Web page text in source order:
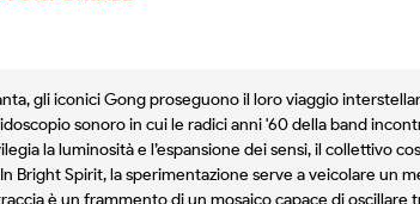
gli iconici Gong proseguono il loro viaggio
sonoro in cui le radici anni '60 della band
la luminosità e l’espansione dei sensi, il collettivo
Bright Spirit, la sperimentazione serve a veicolare un